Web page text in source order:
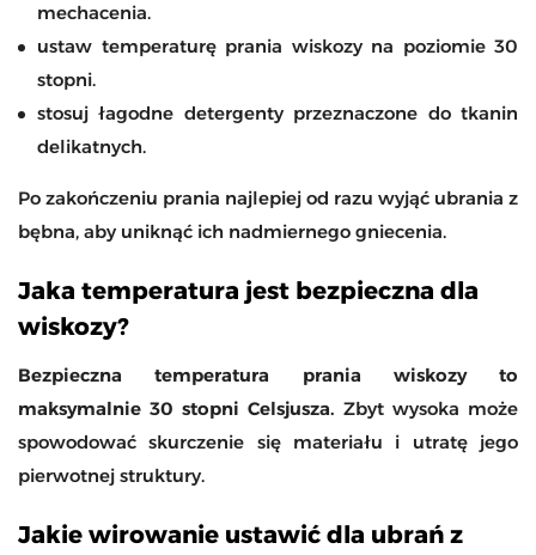
mechacenia.
ustaw temperaturę prania wiskozy na poziomie 30
stopni.
stosuj łagodne detergenty przeznaczone do tkanin
delikatnych.
Po zakończeniu prania najlepiej od razu wyjąć ubrania z
bębna, aby uniknąć ich nadmiernego gniecenia.
Jaka temperatura jest bezpieczna dla
wiskozy?
Bezpieczna temperatura prania wiskozy to
maksymalnie 30 stopni Celsjusza. Zbyt wysoka może
spowodować skurczenie się materiału i utratę jego
pierwotnej struktury.
Jakie wirowanie ustawić dla ubrań z